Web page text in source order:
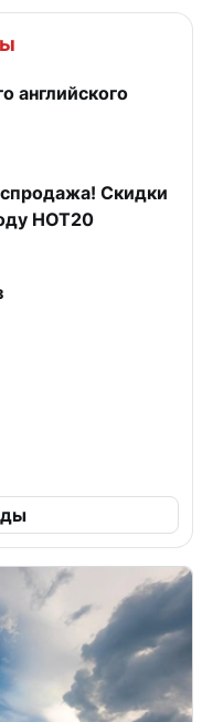
английского
Скидки
HOT20